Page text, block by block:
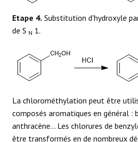
Etape 4. Substitution d'hydroxyle
de S N 1.
La chlorométhylation peut être
composés aromatiques en général :
anthracène... Les chlorures de
être transformés en de nombreux